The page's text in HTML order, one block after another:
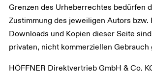
Grenzen des Urheberrechtes bedürfen
Zustimmung des jeweiligen Autors bzw.
Downloads und Kopien dieser Seite
privaten, nicht kommerziellen Gebrauch
HÖFFNER Direktvertrieb GmbH & Co.